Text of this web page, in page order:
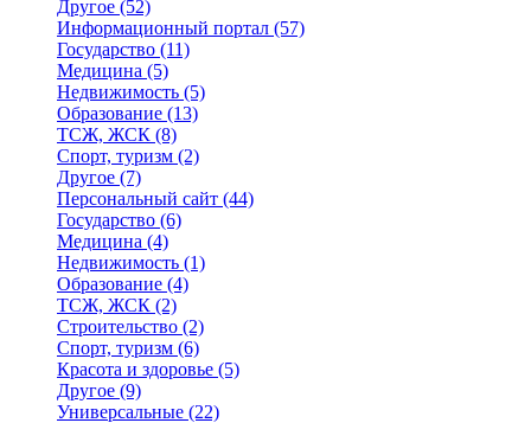
Другое (52)
Информационный портал (57)
Государство (11)
Медицина (5)
Недвижимость (5)
Образование (13)
ТСЖ, ЖСК (8)
Спорт, туризм (2)
Другое (7)
Персональный сайт (44)
Государство (6)
Медицина (4)
Недвижимость (1)
Образование (4)
ТСЖ, ЖСК (2)
Строительство (2)
Спорт, туризм (6)
Красота и здоровье (5)
Другое (9)
Универсальные (22)